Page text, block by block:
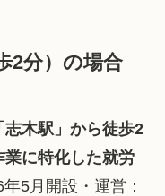
2分）の場合
志木駅」から徒歩2
に特化した就労
5月開設・運営：